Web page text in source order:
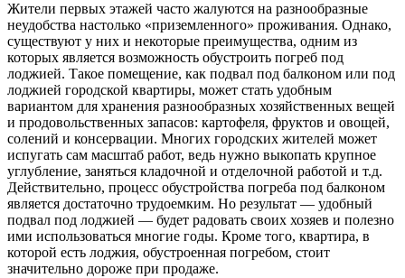
Жители первых этажей часто жалуются на разнообразные
неудобства настолько «приземленного» проживания. Однако,
существуют у них и некоторые преимущества, одним из
которых является возможность обустроить погреб под
лоджией. Такое помещение, как подвал под балконом или под
лоджией городской квартиры, может стать удобным
вариантом для хранения разнообразных хозяйственных вещей
и продовольственных запасов: картофеля, фруктов и овощей,
солений и консервации. Многих городских жителей может
испугать сам масштаб работ, ведь нужно выкопать крупное
углубление, заняться кладочной и отделочной работой и т.д.
Действительно, процесс обустройства погреба под балконом
является достаточно трудоемким. Но результат — удобный
подвал под лоджией — будет радовать своих хозяев и полезно
ими использоваться многие годы. Кроме того, квартира, в
которой есть лоджия, обустроенная погребом, стоит
значительно дороже при продаже.